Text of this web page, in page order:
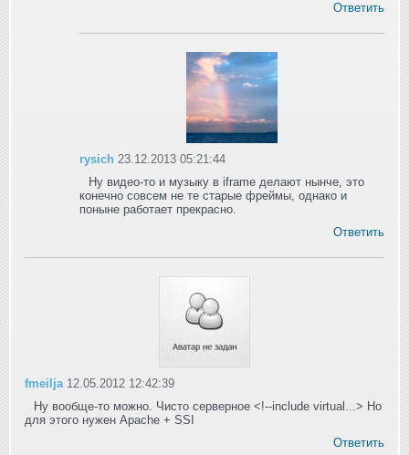
Ответить
rysich 23.12.2013 05:21:44
Ну видео-то и музыку в iframe делают нынче, это
конечно совсем не те старые фреймы, однако и
поныне работает прекрасно.
Ответить
fmeilja 12.05.2012 12:42:39
Ну вообще-то можно. Чисто серверное <!--include virtual...> Но
для этого нужен Apache + SSI
Ответить